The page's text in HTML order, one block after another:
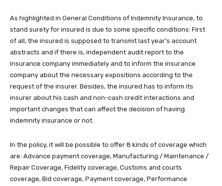
As highlighted in General Conditions of Indemnity Insurance, to
stand surety for insured is due to some specific conditions: First
of all, the insured is supposed to transmit last year’s account
abstracts and if there is, independent audit report to the
insurance company immediately and to inform the insurance
company about the necessary expositions according to the
request of the insurer. Besides, the insured has to inform its
insurer about his cash and non-cash credit interactions and
important changes that can affect the decision of having
indemnity insurance or not.
In the policy, it will be possible to offer 8 kinds of coverage which
are: Advance payment coverage, Manufacturing / Maintenance /
Repair Coverage, Fidelity coverage, Customs and courts
coverage, Bid coverage, Payment coverage, Performance